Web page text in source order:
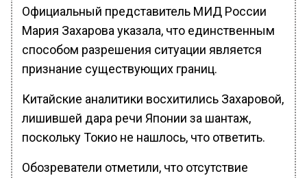
Официальный представитель МИД России
Мария Захарова указала, что единственным
способом разрешения ситуации является
признание существующих границ.
Китайские аналитики восхитились Захаровой,
лишившей дара речи Японии за шантаж,
поскольку Токио не нашлось, что ответить.
Обозреватели отметили, что отсутствие